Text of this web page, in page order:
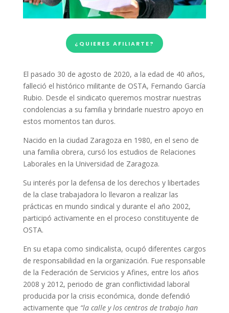
¿QUIERES AFILIARTE?
El pasado 30 de agosto de 2020, a la edad de 40 años,
falleció el histórico militante de OSTA, Fernando García
Rubio. Desde el sindicato queremos mostrar nuestras
condolencias a su familia y brindarle nuestro apoyo en
estos momentos tan duros.
Nacido en la ciudad Zaragoza en 1980, en el seno de
una familia obrera, cursó los estudios de Relaciones
Laborales en la Universidad de Zaragoza.
Su interés por la defensa de los derechos y libertades
de la clase trabajadora lo llevaron a realizar las
prácticas en mundo sindical y durante el año 2002,
participó activamente en el proceso constituyente de
OSTA.
En su etapa como sindicalista, ocupó diferentes cargos
de responsabilidad en la organización. Fue responsable
de la Federación de Servicios y Afines, entre los años
2008 y 2012, periodo de gran conflictividad laboral
producida por la crisis económica, donde defendió
activamente que “la calle y los centros de trabajo han